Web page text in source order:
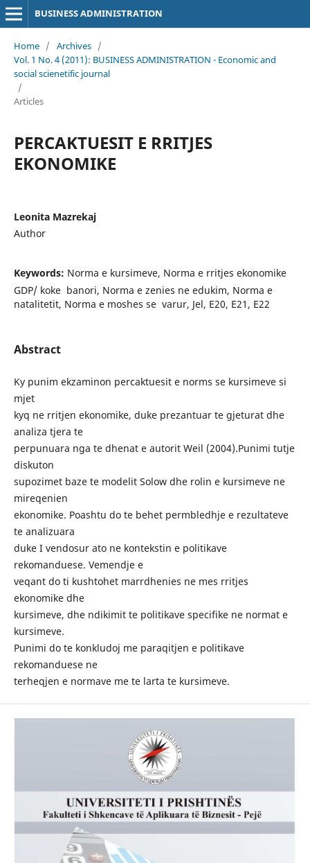
BUSINESS ADMINISTRATION
Home / Archives /
Vol. 1 No. 4 (2011): BUSINESS ADMINISTRATION - Economic and
social scienetific journal
/
Articles
PERCAKTUESIT E RRITJES
EKONOMIKE
Leonita Mazrekaj
Author
Keywords: Norma e kursimeve, Norma e rritjes ekonomike
GDP/ koke banori, Norma e zenies ne edukim, Norma e
natalitetit, Norma e moshes se varur, Jel, E20, E21, E22
Abstract
Ky punim ekzaminon percaktuesit e norms se kursimeve si
mjet
kyq ne rritjen ekonomike, duke prezantuar te gjeturat dhe
analiza tjera te
perpunuara nga te dhenat e autorit Weil (2004).Punimi tutje
diskuton
supozimet baze te modelit Solow dhe rolin e kursimeve ne
mireqenien
ekonomike. Poashtu do te behet permbledhje e rezultateve
te analizuara
duke I vendosur ato ne kontekstin e politikave
rekomanduese. Vemendje e
veqant do ti kushtohet marrdhenies ne mes rritjes
ekonomike dhe
kursimeve, dhe ndikimit te politikave specifike ne normat e
kursimeve.
Punimi do te konkludoj me paraqitjen e politikave
rekomanduese ne
terheqjen e normave me te larta te kursimeve.